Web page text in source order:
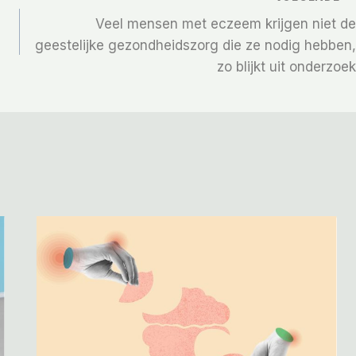
Veel mensen met eczeem krijgen niet de
geestelijke gezondheidszorg die ze nodig hebben,
zo blijkt uit onderzoek